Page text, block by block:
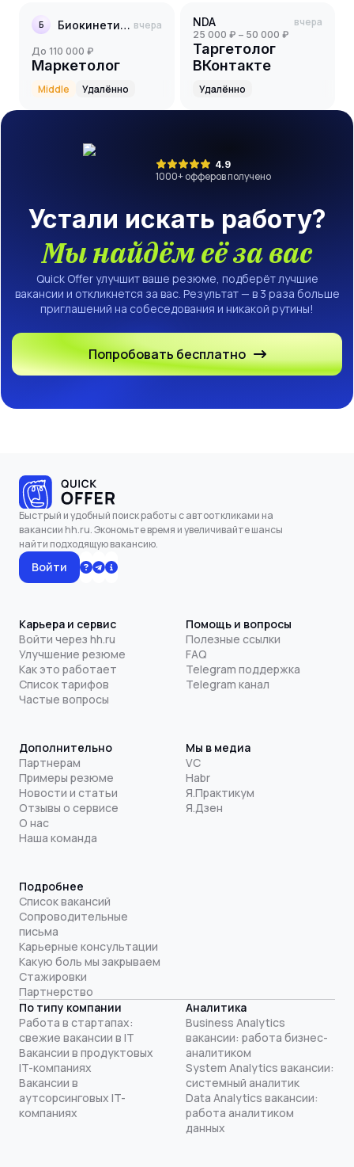
Б Биокинетика вчера
до 110 000 ₽
Маркетолог
Middle Удалённо
NDA вчера
25 000 ₽ – 50 000 ₽
Таргетолог
ВКонтакте
Удалённо
4.9
1000+ офферов получено
Устали искать работу?
Мы найдём её за вас
Quick Offer улучшит ваше резюме, подберёт лучшие
вакансии и откликнется за вас. Результат — в 3 раза больше
приглашений на собеседования и никакой рутины!
Попробовать бесплатно
Быстрый и удобный поиск работы с автооткликами на
вакансии hh.ru. Экономьте время и увеличивайте шансы
найти подходящую вакансию.
Войти
Карьера и сервис
Войти через hh.ru
Улучшение резюме
Как это работает
Список тарифов
Частые вопросы
Помощь и вопросы
Полезные ссылки
FAQ
Telegram поддержка
Telegram канал
Дополнительно
Партнерам
Примеры резюме
Новости и статьи
Отзывы о сервисе
О нас
Наша команда
Мы в медиа
VC
Habr
Я.Практикум
Я.Дзен
Подробнее
Список вакансий
Сопроводительные
письма
Карьерные консультации
Какую боль мы закрываем
Стажировки
Партнерство
По типу компании
Работа в стартапах:
свежие вакансии в IT
Вакансии в продуктовых
IT-компаниях
Вакансии в
аутсорсинговых IT-
компаниях
Аналитика
Business Analytics
вакансии: работа бизнес-
аналитиком
System Analytics вакансии:
системный аналитик
Data Analytics вакансии:
работа аналитиком
данных